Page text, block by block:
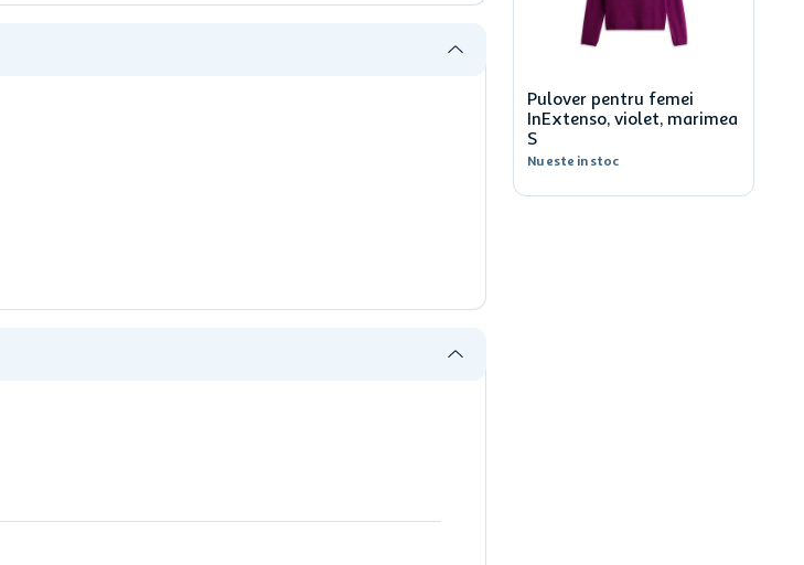
Pulover pentru femei
InExtenso, violet, marimea
S
Nu este in stoc